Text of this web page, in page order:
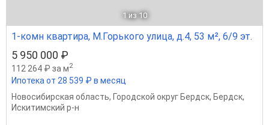
1 из 10
1-комн квартира, М.Горького улица, д.4, 53 м², 6/9 эт.
5 950 000 ₽
112 264 ₽ за м2
Ипотека от 28 539 ₽ в месяц
Новосибирская область, Городской округ Бердск, Бердск,
Искитимский р-н